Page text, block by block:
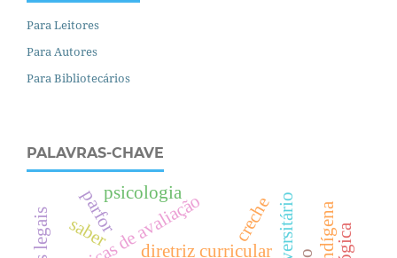
Para Leitores
Para Autores
Para Bibliotecários
PALAVRAS-CHAVE
diretriz curricular
saber
parfor creche
psicologia